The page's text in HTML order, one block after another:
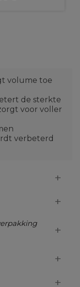
volume toe
de sterkte
voor voller
verbeterd